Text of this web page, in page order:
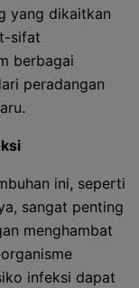
yang dikaitkan
sifat
berbagai
peradangan
ini, seperti
sangat penting
menghambat
infeksi dapat